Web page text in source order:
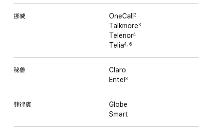
挪威 OneCall 3
Talkmore 3
Telenor4
Telia4 6
秘魯
Claro
Entel
3
菲律賓
Globe
Smart